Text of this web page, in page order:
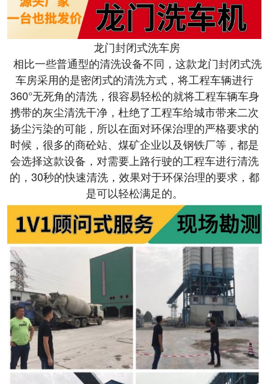
龙门封闭式洗车房
相比一些普通型的清洗设备不同，这款龙门封闭式洗
车房采用的是密闭式的清洗方式，将工程车辆进行
360°无死角的清洗，很容易轻松的就将工程车辆车身
携带的灰尘清洗干净，杜绝了工程车给城市带来二次
扬尘污染的可能，所以在面对环保治理的严格要求的
时候，很多的商砼站、煤矿企业以及钢铁厂等，都是
会选择这款设备，对需要上路行驶的工程车进行清洗
的，30秒的快速清洗，效果对于环保治理的要求，都
是可以轻松满足的。